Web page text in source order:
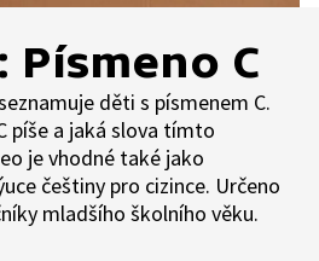
Písmeno C
děti s písmenem C.
píše a jaká slova tímto
je vhodné také jako
češtiny pro cizince. Určeno
mladšího školního věku.